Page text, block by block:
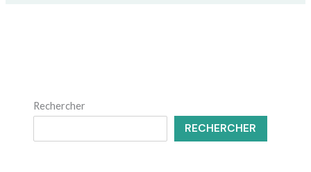
Rechercher
RECHERCHER